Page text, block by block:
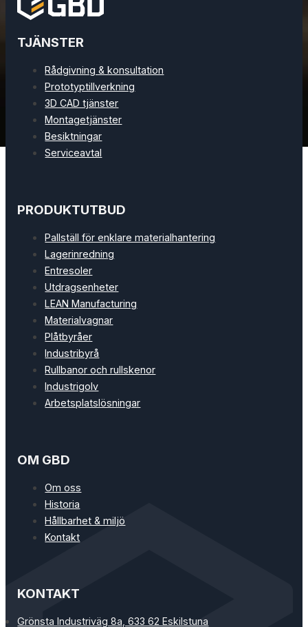
TJÄNSTER
Rådgivning & konsultation
Prototyptillverkning
3D CAD tjänster
Montagetjänster
Besiktningar
Serviceavtal
PRODUKTUTBUD
Pallställ för enklare materialhantering
Lagerinredning
Entresoler
Utdragsenheter
LEAN Manufacturing
Materialvagnar
Plåtbyråer
Industribyrå
Rullbanor och rullskenor
Industrigolv
Arbetsplatslösningar
OM GBD
Om oss
Historia
Hållbarhet & miljö
Kontakt
KONTAKT
Grönsta Industriväg 8a, 633 62 Eskilstuna